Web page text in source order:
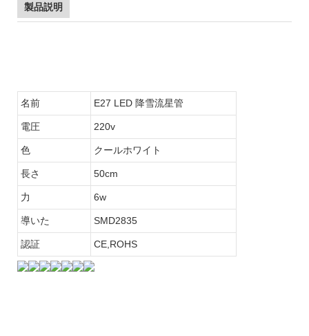
製品説明
名前 E27 LED 降雪流星管
電圧 220v
色 クールホワイト
長さ 50cm
力 6w
導いた SMD2835
認証 CE,ROHS